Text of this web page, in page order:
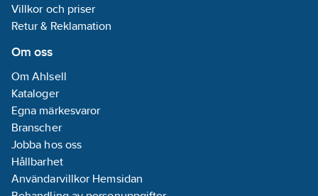
Villkor och priser
Retur & Reklamation
Om oss
Om Ahlsell
Kataloger
Egna märkesvaror
Branscher
Jobba hos oss
Hållbarhet
Användarvillkor Hemsidan